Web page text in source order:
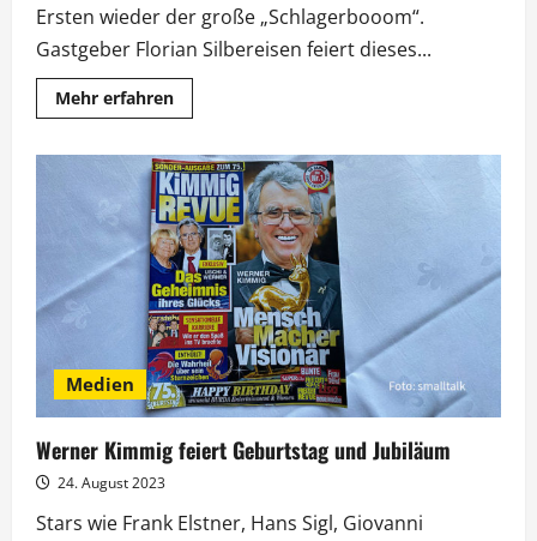
Ersten wieder der große „Schlagerbooom“.
Gastgeber Florian Silbereisen feiert dieses...
Mehr erfahrenMehr
Informationen
2023“
mit
Anastacia,
Roland
Kaiser
und
Sarah
Engels
Medien
Werner Kimmig feiert Geburtstag und Jubiläum
24. August 2023
Stars wie Frank Elstner, Hans Sigl, Giovanni